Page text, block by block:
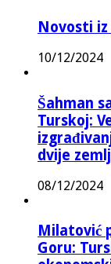
Novosti
10/12/2024
Šahman
Turskoj:
dvije
08/12/2024
Milatović
Goru: